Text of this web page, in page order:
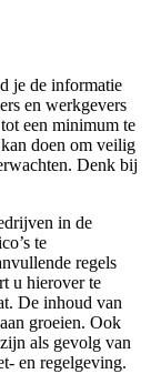
je de informatie
en werkgevers
een minimum te
doen om veilig
Denk bij
in de
te
regels
u hierover te
De inhoud van
groeien. Ook
als gevolg van
en regelgeving.